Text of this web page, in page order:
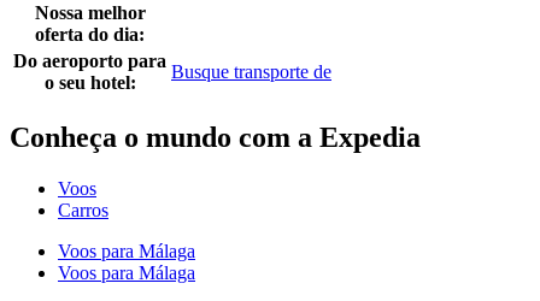
Nossa melhor
oferta do dia:
Do aeroporto para
o seu hotel:
Busque transporte de
Conheça o mundo com a Expedia
Voos
Carros
Voos para Málaga
Voos para Málaga